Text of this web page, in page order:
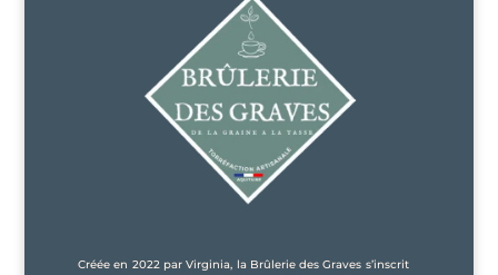
Créée en 2022 par Virginia, la Brûlerie des Graves s’inscrit